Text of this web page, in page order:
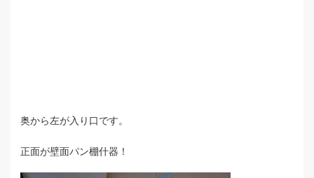
奥から左が入り口です。
正面が壁面パン棚什器！